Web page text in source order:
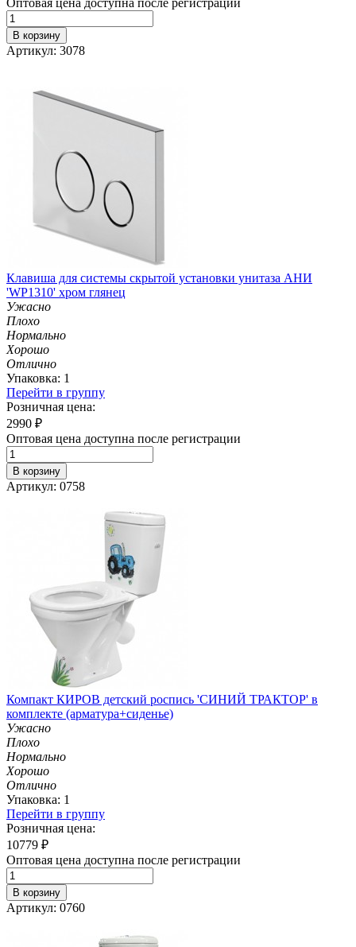
В корзину
Артикул: 3078
Клавиша для системы скрытой установки унитаза АНИ
'WP1310' хром глянец
Ужасно
Плохо
Нормально
Хорошо
Отлично
Упаковка: 1
Перейти в группу
Розничная цена:
2990 ₽
Оптовая цена доступна после регистрации
В корзину
Артикул: 0758
Компакт КИРОВ детский роспись 'СИНИЙ ТРАКТОР' в
комплекте (арматура+сиденье)
Ужасно
Плохо
Нормально
Хорошо
Отлично
Упаковка: 1
Перейти в группу
Розничная цена:
10779 ₽
Оптовая цена доступна после регистрации
В корзину
Артикул: 0760